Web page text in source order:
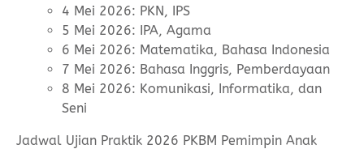
4 Mei 2026: PKN, IPS
5 Mei 2026: IPA, Agama
6 Mei 2026: Matematika, Bahasa Indonesia
7 Mei 2026: Bahasa Inggris, Pemberdayaan
8 Mei 2026: Komunikasi, Informatika, dan
Seni
Jadwal Ujian Praktik 2026 PKBM Pemimpin Anak